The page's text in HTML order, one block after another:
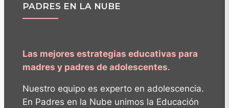
PADRES EN LA NUBE
Las mejores estrategias educativas para
madres y padres de adolescentes.
Nuestro equipo es experto en adolescencia.
En Padres en la Nube unimos la Educación